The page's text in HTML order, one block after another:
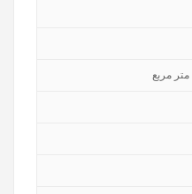
متر مربع